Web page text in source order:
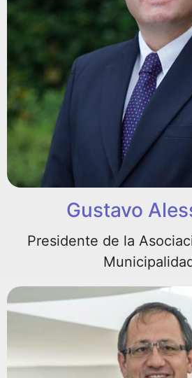
Gustavo
Presidente de la